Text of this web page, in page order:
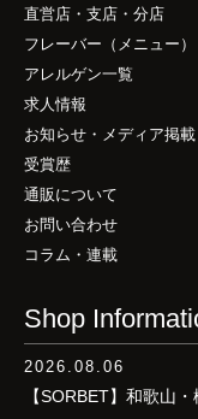
直営店・支店・分店
フレーバー（メニュー）
アレルゲン一覧
求人情報
お知らせ・メディア掲載
受賞歴
通販について
お問い合わせ
コラム・連載
Shop
2026.08.06
【SORBET】和歌山